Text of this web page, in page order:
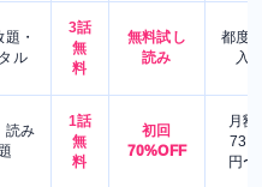
・
ル
3話
無
料
無料試し
読み
都度
入
読み
1話
無
料
初回
70%OFF
月額
730
円〜